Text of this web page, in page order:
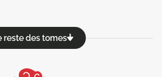
reste des tomes